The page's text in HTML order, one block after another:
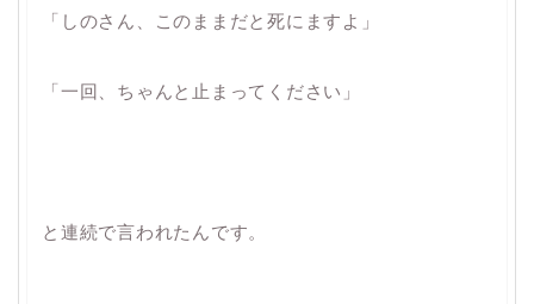
「しのさん、このままだと死にますよ」
「一回、ちゃんと止まってください」
と連続で言われたんです。